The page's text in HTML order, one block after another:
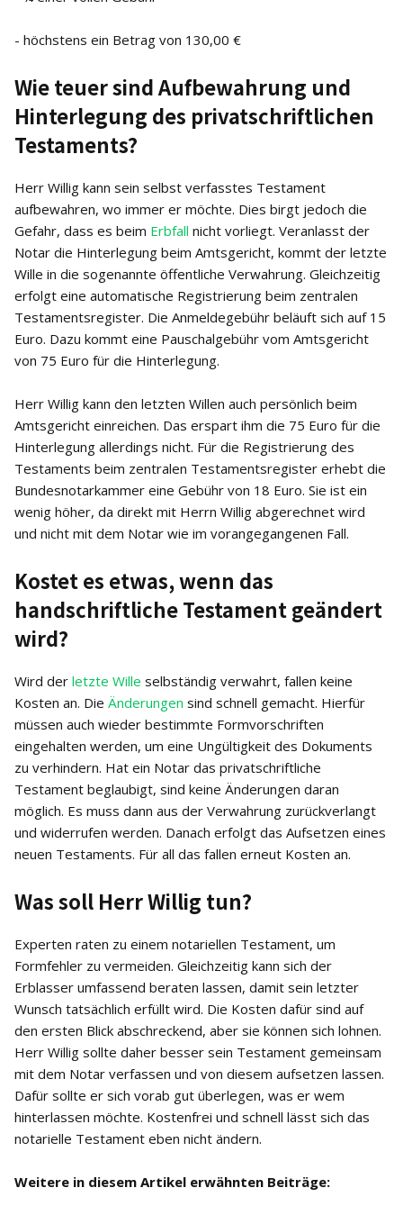
- höchstens ein Betrag von 130,00 €
Wie teuer sind Aufbewahrung und
Hinterlegung des privatschriftlichen
Testaments?
Herr Willig kann sein selbst verfasstes Testament
aufbewahren, wo immer er möchte. Dies birgt jedoch die
Gefahr, dass es beim Erbfall nicht vorliegt. Veranlasst der
Notar die Hinterlegung beim Amtsgericht, kommt der letzte
Wille in die sogenannte öffentliche Verwahrung. Gleichzeitig
erfolgt eine automatische Registrierung beim zentralen
Testamentsregister. Die Anmeldegebühr beläuft sich auf 15
Euro. Dazu kommt eine Pauschalgebühr vom Amtsgericht
von 75 Euro für die Hinterlegung.
Herr Willig kann den letzten Willen auch persönlich beim
Amtsgericht einreichen. Das erspart ihm die 75 Euro für die
Hinterlegung allerdings nicht. Für die Registrierung des
Testaments beim zentralen Testamentsregister erhebt die
Bundesnotarkammer eine Gebühr von 18 Euro. Sie ist ein
wenig höher, da direkt mit Herrn Willig abgerechnet wird
und nicht mit dem Notar wie im vorangegangenen Fall.
Kostet es etwas, wenn das
handschriftliche Testament geändert
wird?
Wird der letzte Wille selbständig verwahrt, fallen keine
Kosten an. Die Änderungen sind schnell gemacht. Hierfür
müssen auch wieder bestimmte Formvorschriften
eingehalten werden, um eine Ungültigkeit des Dokuments
zu verhindern. Hat ein Notar das privatschriftliche
Testament beglaubigt, sind keine Änderungen daran
möglich. Es muss dann aus der Verwahrung zurückverlangt
und widerrufen werden. Danach erfolgt das Aufsetzen eines
neuen Testaments. Für all das fallen erneut Kosten an.
Was soll Herr Willig tun?
Experten raten zu einem notariellen Testament, um
Formfehler zu vermeiden. Gleichzeitig kann sich der
Erblasser umfassend beraten lassen, damit sein letzter
Wunsch tatsächlich erfüllt wird. Die Kosten dafür sind auf
den ersten Blick abschreckend, aber sie können sich lohnen.
Herr Willig sollte daher besser sein Testament gemeinsam
mit dem Notar verfassen und von diesem aufsetzen lassen.
Dafür sollte er sich vorab gut überlegen, was er wem
hinterlassen möchte. Kostenfrei und schnell lässt sich das
notarielle Testament eben nicht ändern.
Weitere in diesem Artikel erwähnten Beiträge: